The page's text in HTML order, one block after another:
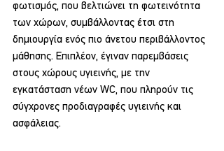
φωτισμός, που βελτιώνει τη φωτεινότητα
των χώρων, συμβάλλοντας έτσι στη
δημιουργία ενός πιο άνετου περιβάλλοντος
μάθησης. Επιπλέον, έγιναν παρεμβάσεις
στους χώρους υγιεινής, με την
εγκατάσταση νέων WC, που πληρούν τις
σύγχρονες προδιαγραφές υγιεινής και
ασφάλειας.